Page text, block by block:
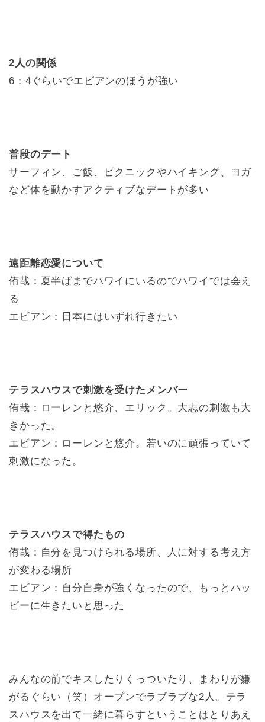
2人の関係
6：4ぐらいでエビアンのほうが強い
普段のデート
サーフィン、ご飯、ピクニックやハイキング、ヨガ
など体を動かすアクティブなデートが多い
遠距離恋愛について
侑哉：夏半ばまでハワイにいるのでハワイでは会え
る
エビアン：日本にはいずれ行きたい
テラスハウスで刺激を受けたメンバー
侑哉：ローレンと悠介、エリック。大志の刺激も大
きかった。
エビアン：ローレンと悠介。若いのに頑張っていて
刺激になった。
テラスハウスで得たもの
侑哉：自分を見つけられる場所、人に対する考え方
が変わる場所
エビアン：自分自身が強くなったので、もっとハッ
ピーに生きたいと思った
みんなの前でキスしたりくっついたり、まわりが嫌
がるぐらい（笑）オープンでラブラブな2人。テラ
スハウスを出て一緒に暮らすということはとりあえ